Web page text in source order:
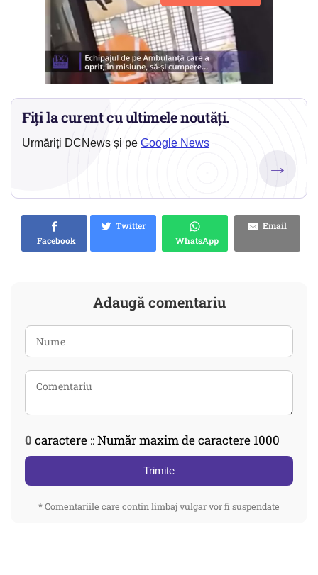
Fiți la curent cu ultimele noutăți.
Urmăriți DCNews și pe Google News
→
Facebook
Twitter
WhatsApp
Email
Adaugă comentariu
0 caractere :: Număr maxim de caractere 1000
Trimite
* Comentariile care contin limbaj vulgar vor fi suspendate